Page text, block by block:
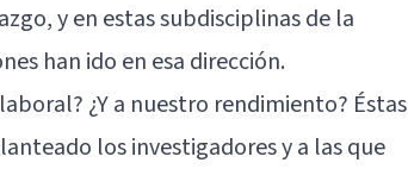
y en estas subdisciplinas de la
han ido en esa dirección.
¿Y a nuestro rendimiento? Éstas
los investigadores y a las que